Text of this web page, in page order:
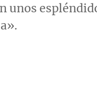
unos